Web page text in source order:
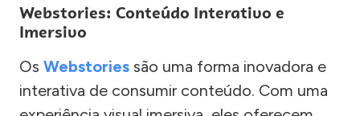
Webstories: Conteúdo Interativo e
Imersivo
Os Webstories são uma forma inovadora e
interativa de consumir conteúdo. Com uma